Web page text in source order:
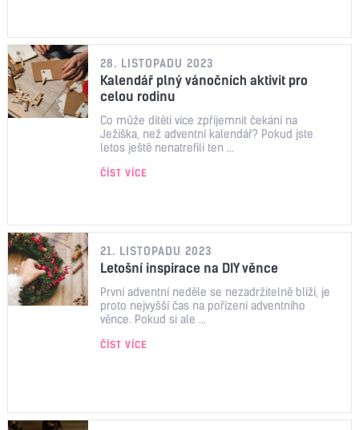
28. LISTOPADU 2023
Kalendář plný vánočních aktivit pro
celou rodinu
Co může dítěti více zpříjemnit čekání na
Ježíška, než adventní kalendář? Pokud jste
letos ještě nenatrefili ten ...
ČÍST VÍCE
21. LISTOPADU 2023
Letošní inspirace na DIY věnce
První adventní neděle se nezadržitelně blíží, je
proto nejvyšší čas na pořízení adventního
věnce. Pokud si ale ...
ČÍST VÍCE